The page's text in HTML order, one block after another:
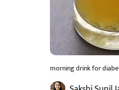
morning drink for